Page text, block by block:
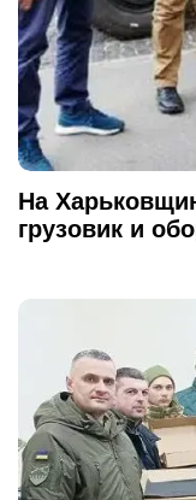
На
грузовик и